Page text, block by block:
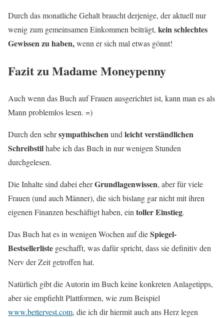
Durch das monatliche Gehalt braucht derjenige, der aktuell nur
wenig zum gemeinsamen Einkommen beiträgt, kein schlechtes
Gewissen zu haben,wenn er sich mal etwas gönnt!
Fazit zu Madame Moneypenny
Auch wenn das Buch auf Frauen ausgerichtet ist, kann man es als
Mann problemlos lesen. =)
Durch den sehrsympathischenund leicht verständlichen
Schreibstilhabe ich das Buch in nur wenigen Stunden
durchgelesen.
Die Inhalte sind dabei eherGrundlagenwissen, aber für viele
Frauen (und auch Männer), die sich bislang gar nicht mit ihren
eigenen Finanzen beschäftigt haben, ein toller Einstieg.
Das Buch hat es in wenigen Wochen auf dieSpiegel-
Bestsellerliste geschafft, was dafür spricht, dass sie definitiv den
Nerv der Zeit getroffen hat.
Natürlich gibt die Autorin im Buch keine konkreten Anlagetipps,
aber sie empfiehlt Plattformen, wie zum Beispiel
www.bettervest.com, die ich dir hiermit auch ans Herz legen